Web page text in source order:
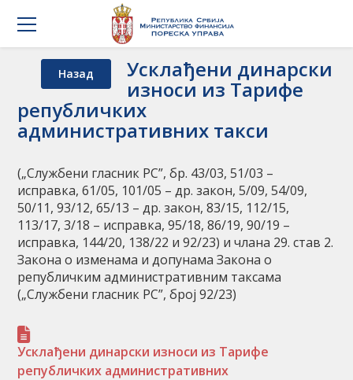
Назад Усклађени динарски
износи из Тарифе
републичких
административних такси
(„Службени гласник РС”, бр. 43/03, 51/03 –
исправка, 61/05, 101/05 – др. закон, 5/09, 54/09,
50/11, 93/12, 65/13 – др. закон, 83/15, 112/15,
113/17, 3/18 – исправка, 95/18, 86/19, 90/19 –
исправка, 144/20, 138/22 и 92/23) и члана 29. став 2.
Закона о изменама и допунама Закона о
републичким административним таксама
(„Службени гласник РС”, број 92/23)
Усклађени динарски износи из Тарифе
републичких административних